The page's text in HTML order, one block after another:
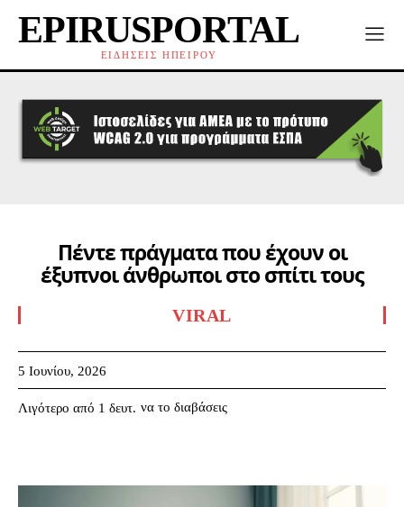
EPIRUSPORTAL
ΕΙΔΗΣΕΙΣ ΗΠΕΙΡΟΥ
Πέντε πράγματα που έχουν οι
έξυπνοι άνθρωποι στο σπίτι τους
VIRAL
5 Ιουνίου, 2026
Λιγότερο από 1 δευτ. να το διαβάσεις